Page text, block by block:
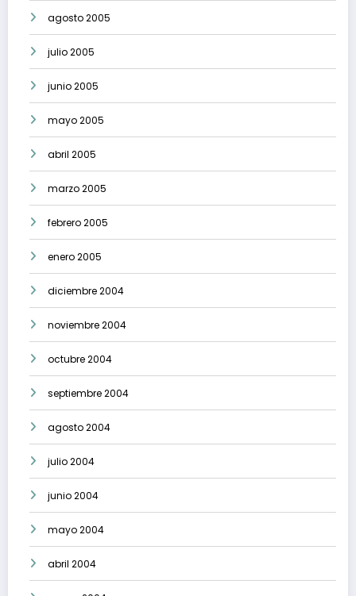
agosto 2005
julio 2005
junio 2005
mayo 2005
abril 2005
marzo 2005
febrero 2005
enero 2005
diciembre 2004
noviembre 2004
octubre 2004
septiembre 2004
agosto 2004
julio 2004
junio 2004
mayo 2004
abril 2004